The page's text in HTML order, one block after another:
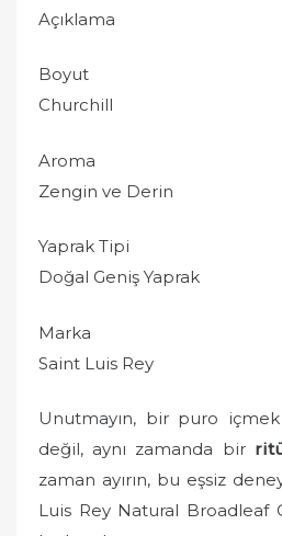
Açıklama
Boyut
Churchill
Aroma
Zengin ve Derin
Yaprak Tipi
Doğal Geniş Yaprak
Marka
Saint Luis Rey
Unutmayın, bir puro
değil, aynı zamanda bir
zaman ayırın, bu eşsiz
Luis Rey Natural Broadleaf